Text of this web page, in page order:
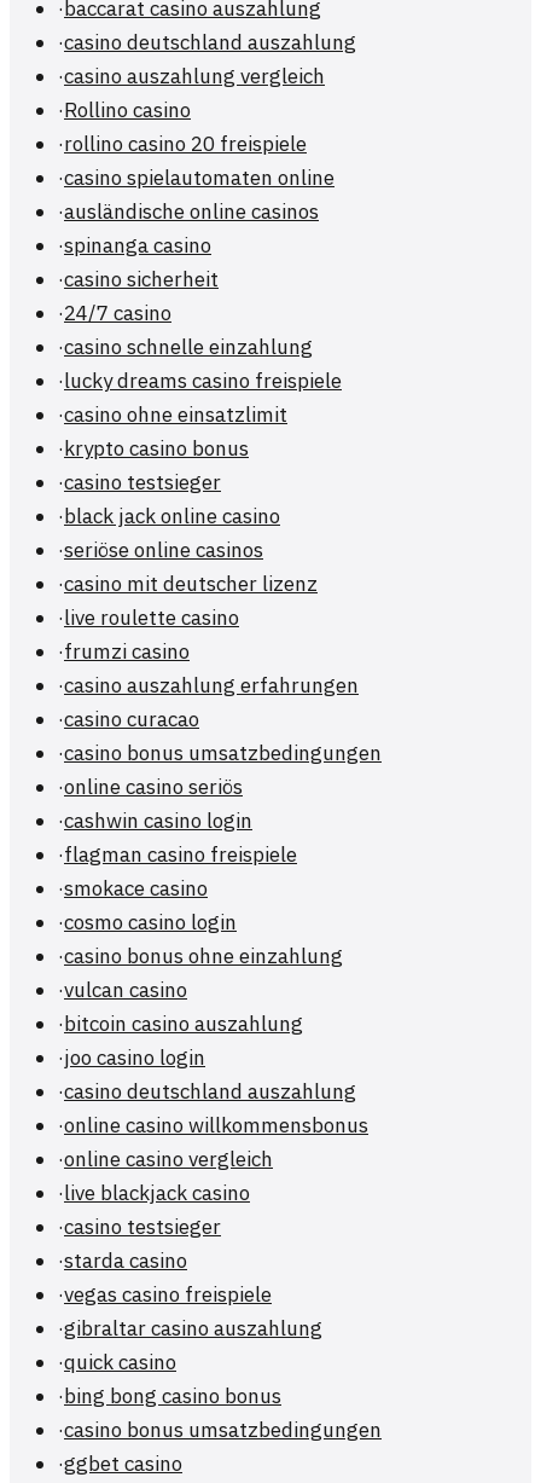
· baccarat casino auszahlung
·casino deutschland auszahlung
·casino auszahlung vergleich
·Rollino casino
·rollino casino 20 freispiele
·casino spielautomaten online
·ausländische online casinos
·spinanga casino
·casino sicherheit
·24/7 casino
·casino schnelle einzahlung
·lucky dreams casino freispiele
·casino ohne einsatzlimit
·krypto casino bonus
·casino testsieger
·black jack online casino
·seriöse online casinos
·casino mit deutscher lizenz
·live roulette casino
·frumzi casino
·casino auszahlung erfahrungen
·casino curacao
·casino bonus umsatzbedingungen
·online casino seriös
·cashwin casino login
·flagman casino freispiele
·smokace casino
·cosmo casino login
·casino bonus ohne einzahlung
·vulcan casino
·bitcoin casino auszahlung
·joo casino login
·casino deutschland auszahlung
·online casino willkommensbonus
·online casino vergleich
·live blackjack casino
·casino testsieger
·starda casino
·vegas casino freispiele
·gibraltar casino auszahlung
·quick casino
·bing bong casino bonus
·casino bonus umsatzbedingungen
·ggbet casino